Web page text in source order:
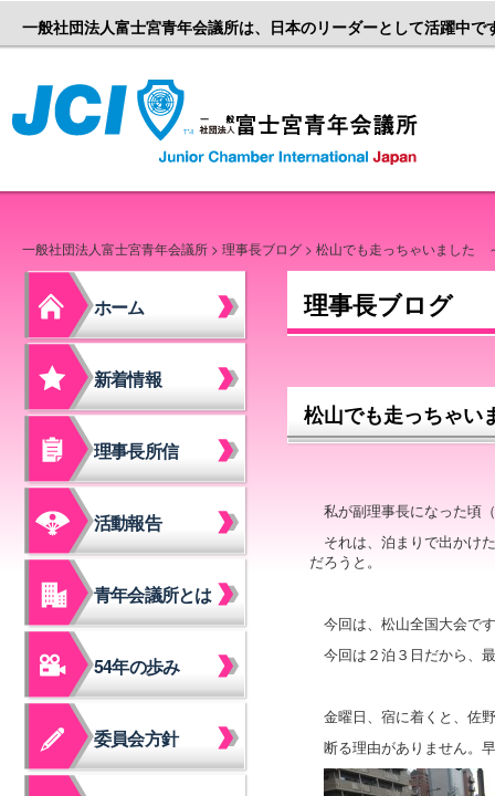
一般社団法人富士宮青年会議所は、日本のリーダーとして活躍中で
一般社団法人富士宮青年会議所 > 理事長ブログ > 松山でも走っちゃいました
ホーム
新着情報
理事長所信
活動報告
青年会議所とは
54年の歩み
委員会方針
理事長ブログ
松山でも走っちゃ
私が副理事長になった頃
それは、泊まりで出かけ
だろうと。
今回は、松山全国大会で
今回は２泊３日だから、
金曜日、宿に着くと、佐
断る理由がありません。